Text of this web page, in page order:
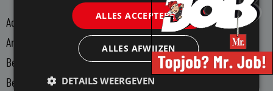
Advocatuur
Arbeidsmarkt
Bedrijfsjuristen
Bedrijfsvoering
ALLES ACCEPTEREN
ALLES AFWIJZEN
DETAILS WEERGEVEN